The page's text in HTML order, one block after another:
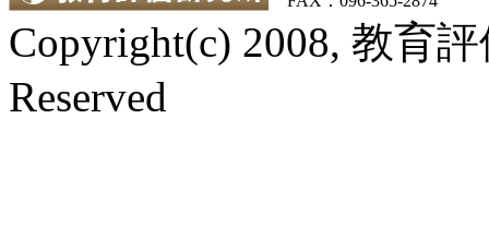
Copyright(c) 2008, 教育
Reserved